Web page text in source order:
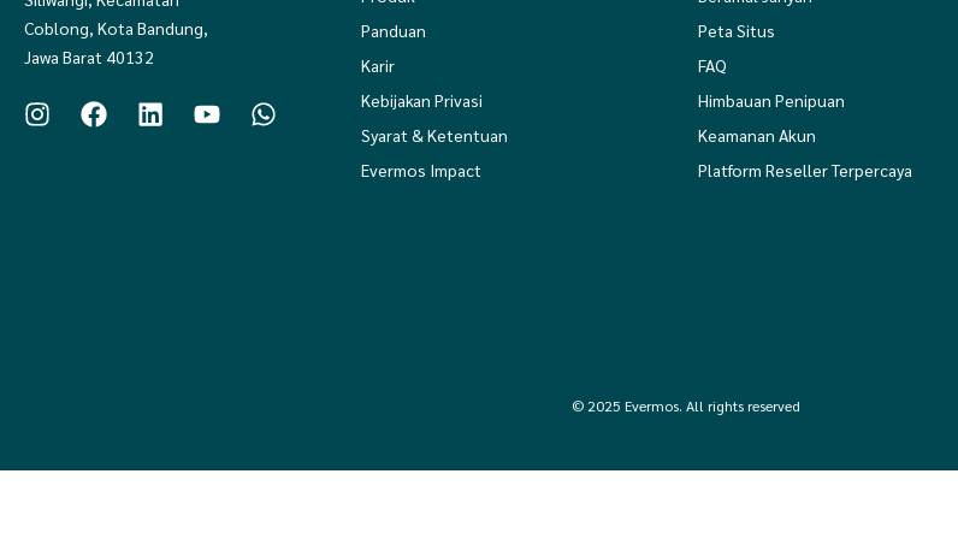
Coblong, Kota Bandung,
Jawa Barat 40132
Panduan
Karir
Kebijakan Privasi
Syarat & Ketentuan
Evermos Impact
Peta Situs
FAQ
Himbauan Penipuan
Keamanan Akun
Platform Reseller Terpercaya
© 2025 Evermos. All rights reserved